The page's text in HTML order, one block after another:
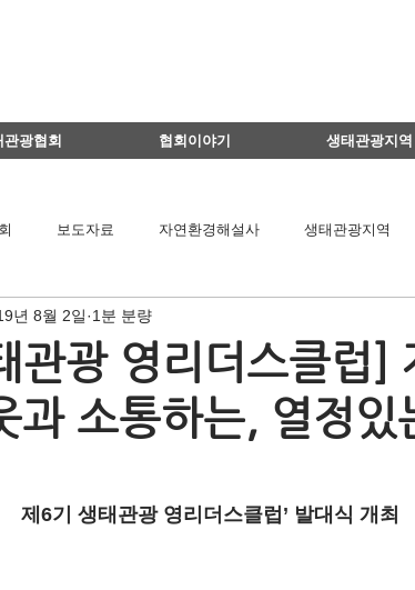
관광협회 협회이야기 생태관광지역
보도자료 자연환경해설사 생태관광지역
이달의 생태관광지
연구용역관련 아카데미 간담회 기타
관광 영리더스클럽]
과 소통하는, 열정있
년 8월 2일 1분 분량
제6기 생태관광 영리더스클럽’ 발대식 개최